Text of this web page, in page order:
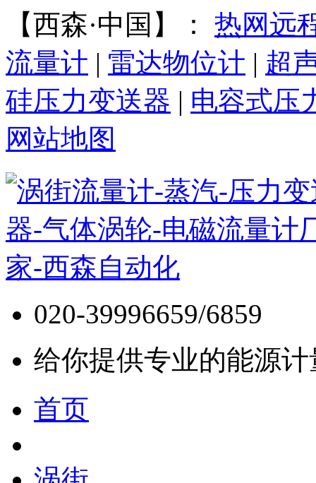
【西森·中国】： 热网远
流量计 | 雷达物位计 | 超
硅压力变送器 | 电容式压
网站地图
020-39996659/6859
给你提供专业的能源
首页